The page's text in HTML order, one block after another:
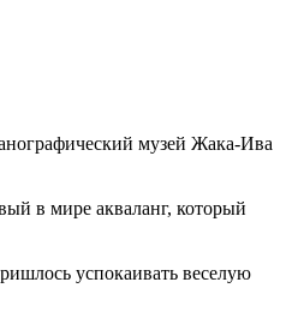
музей Жака-Ива
в мире акваланг, который
успокаивать веселую